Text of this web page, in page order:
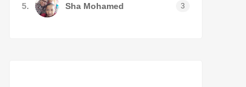
5. Sha Mohamed 3